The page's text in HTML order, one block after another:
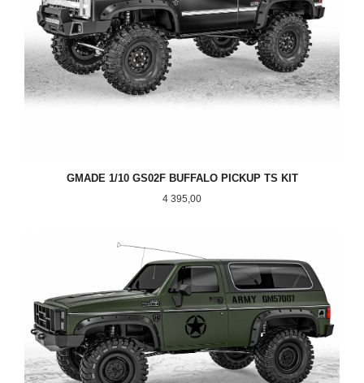
GMADE 1/10 GS02F BUFFALO PICKUP TS KIT
Pris
4 395,00